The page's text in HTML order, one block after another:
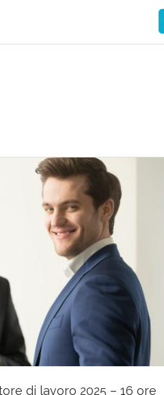
di lavoro 2025 – 16 ore